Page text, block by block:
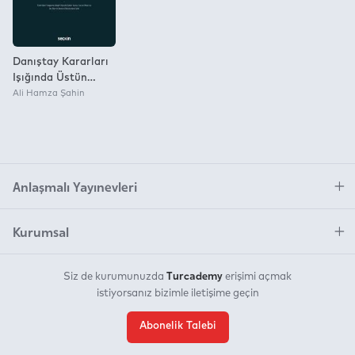
Danıştay Kararları
Işığında Üstün
Kamu Yararı
Ali Hamza Şahin
Anlaşmalı Yayınevleri
Kurumsal
Siz de kurumunuzda Turcademy erişimi açmak
istiyorsanız bizimle iletişime geçin
Abonelik Talebi